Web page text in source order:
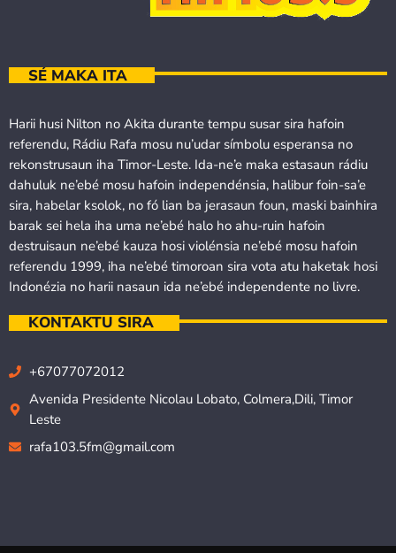
SÉ MAKA ITA
Harii husi Nilton no Akita durante tempu susar sira hafoin
referendu, Rádiu Rafa mosu nu’udar símbolu esperansa no
rekonstrusaun iha Timor-Leste. Ida-ne’e maka estasaun rádiu
dahuluk ne’ebé mosu hafoin independénsia, halibur foin-sa’e
sira, habelar ksolok, no fó lian ba jerasaun foun, maski bainhira
barak sei hela iha uma ne’ebé halo ho ahu-ruin hafoin
destruisaun ne’ebé kauza hosi violénsia ne’ebé mosu hafoin
referendu 1999, iha ne’ebé timoroan sira vota atu haketak hosi
Indonézia no harii nasaun ida ne’ebé independente no livre.
KONTAKTU SIRA
+67077072012
Avenida Presidente Nicolau Lobato, Colmera,Dili, Timor
Leste
rafa103.5fm@gmail.com